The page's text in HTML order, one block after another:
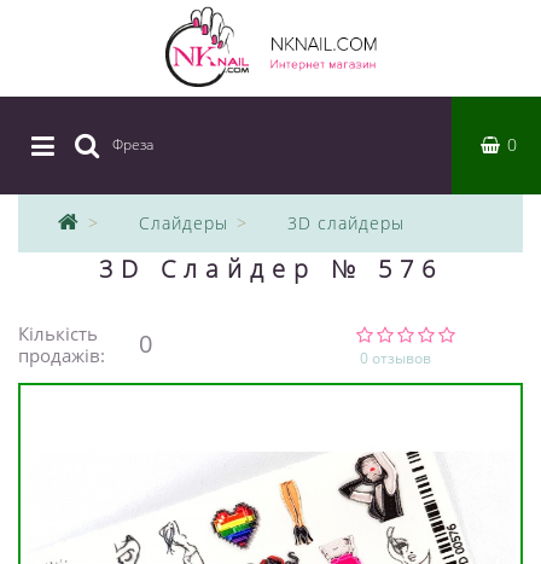
Фреза 0
Слайдеры 3D слайдеры
3D Слайдер № 576
Кількість
продажів:
0 0 отзывов